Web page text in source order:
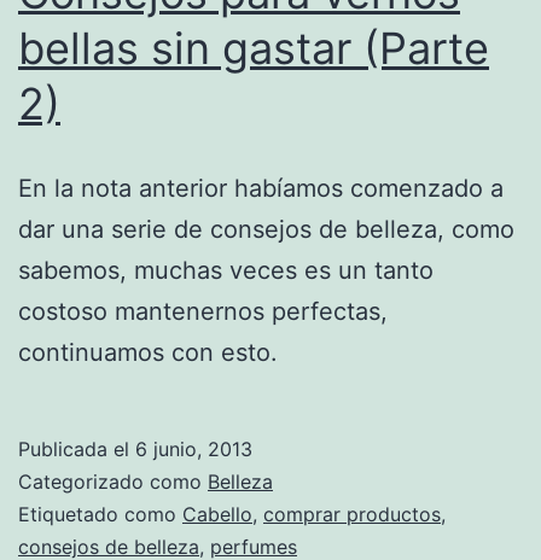
bellas sin gastar (Parte
2)
En la nota anterior habíamos comenzado a
dar una serie de consejos de belleza, como
sabemos, muchas veces es un tanto
costoso mantenernos perfectas,
continuamos con esto.
Publicada el 6 junio, 2013
Categorizado como Belleza
Etiquetado como Cabello, comprar productos,
consejos de belleza, perfumes